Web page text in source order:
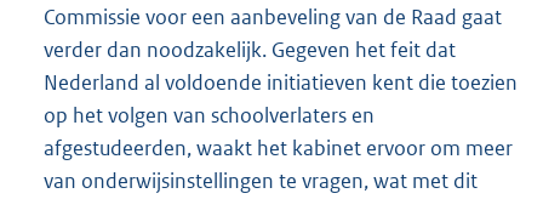
Commissie voor een aanbeveling van de Raad gaat
verder dan noodzakelijk. Gegeven het feit dat
Nederland al voldoende initiatieven kent die toezien
op het volgen van schoolverlaters en
afgestudeerden, waakt het kabinet ervoor om meer
van onderwijsinstellingen te vragen, wat met dit